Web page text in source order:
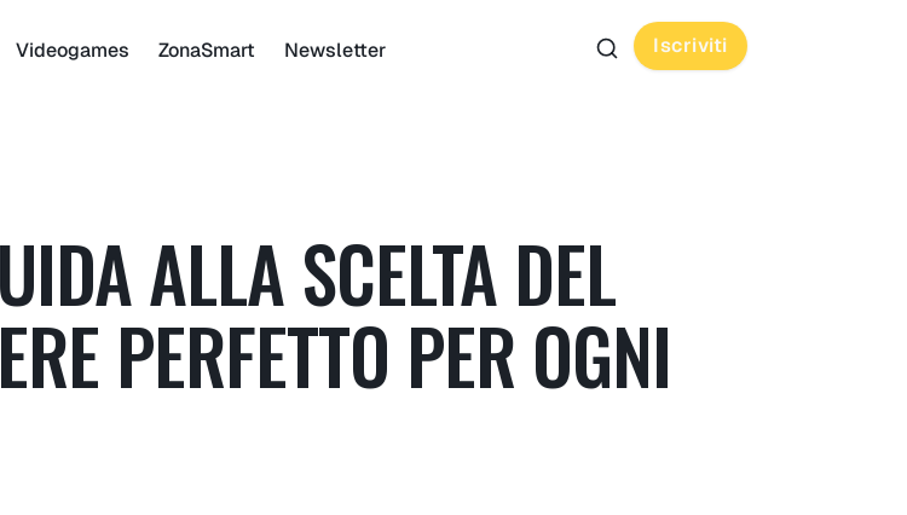
Videogames ZonaSmart Newsletter Iscriviti
ALLA SCELTA DEL
PERFETTO PER OGNI